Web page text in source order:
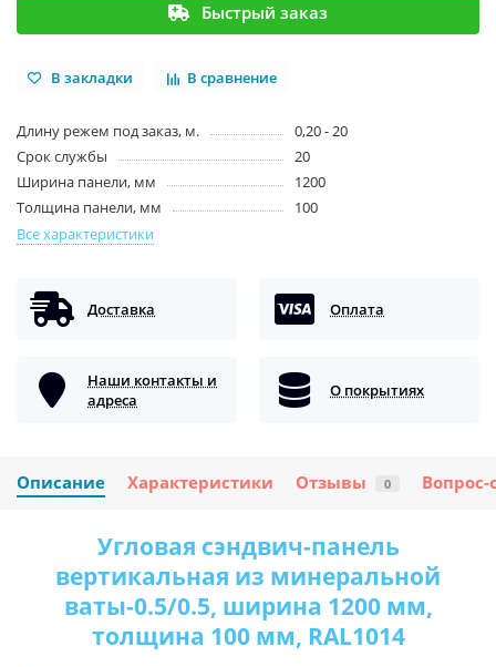
Быстрый заказ
В закладки В сравнение
Длину режем под заказ, м.
0,20 - 20
Срок службы
20
Ширина панели, мм
1200
Толщина панели, мм
100
Все характеристики
Доставка Оплата
Наши контакты и
адреса
О покрытиях
Описание Характеристики Отзывы 0 Вопрос-
Угловая сэндвич-панель
вертикальная из минеральной
ваты-0.5/0.5, ширина 1200 мм,
толщина 100 мм, RAL1014